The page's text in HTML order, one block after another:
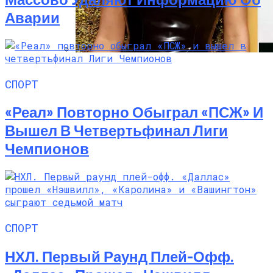
Аварии
СПОРТ
«Реал» Повторно Обыграл «ПСЖ» И
Вышел В Четвертьфинал Лиги
Чемпионов
СПОРТ
НХЛ. Первый Раунд Плей-Офф.